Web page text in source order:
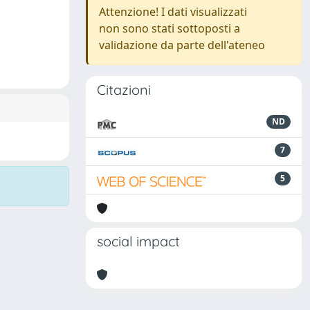
Attenzione! I dati visualizzati
non sono stati sottoposti a
validazione da parte dell'ateneo
Citazioni
ND
7
5
social impact